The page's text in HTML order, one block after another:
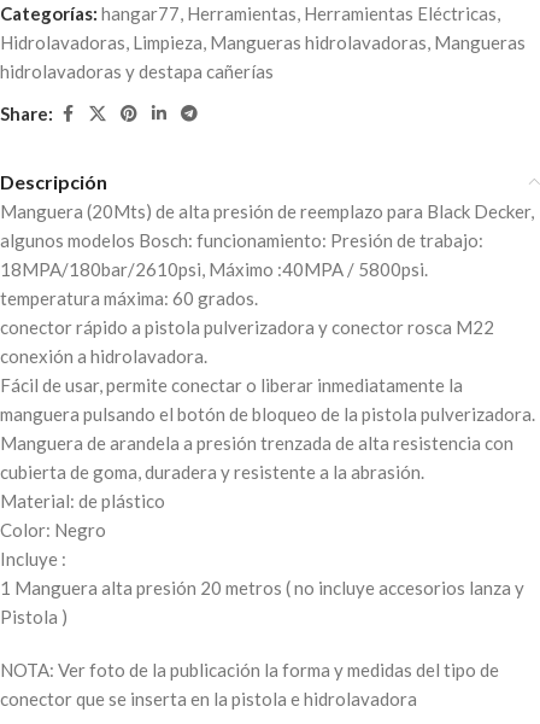
Categorías: hangar77, Herramientas, Herramientas Eléctricas,
Hidrolavadoras, Limpieza, Mangueras hidrolavadoras, Mangueras
hidrolavadoras y destapa cañerías
Share:
Descripción
Manguera (20Mts) de alta presión de reemplazo para Black Decker,
algunos modelos Bosch: funcionamiento: Presión de trabajo:
18MPA/180bar/2610psi, Máximo :40MPA / 5800psi.
temperatura máxima: 60 grados.
conector rápido a pistola pulverizadora y conector rosca M22
conexión a hidrolavadora.
Fácil de usar, permite conectar o liberar inmediatamente la
manguera pulsando el botón de bloqueo de la pistola pulverizadora.
Manguera de arandela a presión trenzada de alta resistencia con
cubierta de goma, duradera y resistente a la abrasión.
Material: de plástico
Color: Negro
Incluye :
1 Manguera alta presión 20 metros ( no incluye accesorios lanza y
Pistola )
NOTA: Ver foto de la publicación la forma y medidas del tipo de
conector que se inserta en la pistola e hidrolavadora